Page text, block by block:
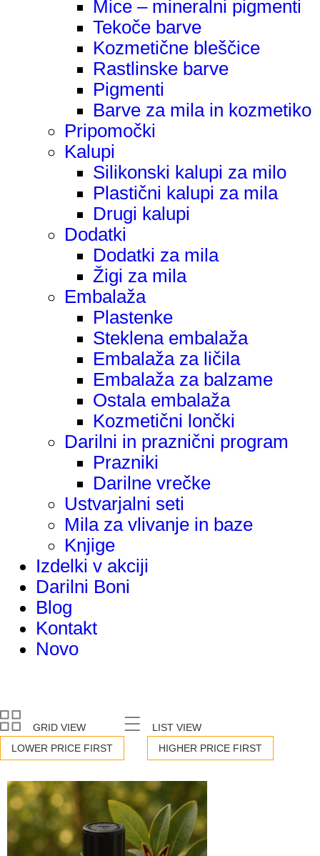
Mice – mineralni pigmenti
Tekoče barve
Kozmetične bleščice
Rastlinske barve
Pigmenti
Barve za mila in kozmetiko
Pripomočki
Kalupi
Silikonski kalupi za milo
Plastični kalupi za mila
Drugi kalupi
Dodatki
Dodatki za mila
Žigi za mila
Embalaža
Plastenke
Steklena embalaža
Embalaža za ličila
Embalaža za balzame
Ostala embalaža
Kozmetični lončki
Darilni in praznični program
Prazniki
Darilne vrečke
Ustvarjalni seti
Mila za vlivanje in baze
Knjige
Izdelki v akciji
Darilni Boni
Blog
Kontakt
Novo
GRID VIEW
LIST VIEW
LOWER PRICE FIRST
HIGHER PRICE FIRST